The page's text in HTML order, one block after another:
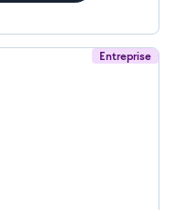
Entreprise